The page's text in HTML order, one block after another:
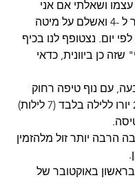
ושאלתי אם אני
יכולה להזמין חדר ל -4 ואשלם על מיטה
יום. נצטופף לנו בכיף
שזה כן ביוונית, כדאי
עם נוף טיפה רחוק
מהים, הוספנו 20 יורו ללילה בלבד (7 לילות)
הרבה יותר זול מלהזמין
באוקטובר של